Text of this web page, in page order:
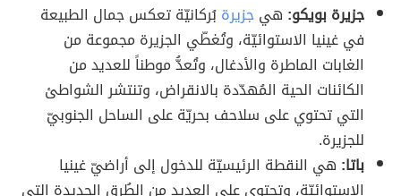
جزيرة بويكو: هيجزيرةبُركانيّة تعكس جمال الطبيعة
في غينيا الاستوائيّة، وتُغطّي الجزيرة مجموعة من
الغابات الماطرة والأدغال، وتُعدُّ موطناً للعديد من
الكائنات الحية المُهدّدة بالانقراض، وتنتشر الشواطئ
التي تحتوي على سلاحف بحريّة على الساحل الجنوبيّ
للجزيرة.
باتا: هي النقطة الرئيسيّة للدخول إلى أراضيّ غينيا
الاستوائيّة، وتحتوي على العديد من الطُرق الجديدة التي